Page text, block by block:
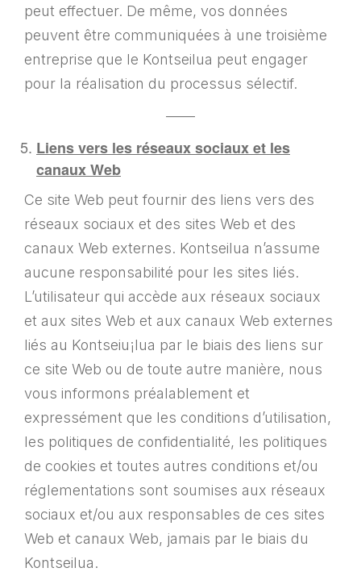
peut effectuer. De même, vos données
peuvent être communiquées à une troisième
entreprise que le Kontseilua peut engager
pour la réalisation du processus sélectif.
——
Liens vers les réseaux sociaux et les
canaux Web
Ce site Web peut fournir des liens vers des
réseaux sociaux et des sites Web et des
canaux Web externes. Kontseilua n’assume
aucune responsabilité pour les sites liés.
L’utilisateur qui accède aux réseaux sociaux
et aux sites Web et aux canaux Web externes
liés au Kontseiu¡lua par le biais des liens sur
ce site Web ou de toute autre manière, nous
vous informons préalablement et
expressément que les conditions d’utilisation,
les politiques de confidentialité, les politiques
de cookies et toutes autres conditions et/ou
réglementations sont soumises aux réseaux
sociaux et/ou aux responsables de ces sites
Web et canaux Web, jamais par le biais du
Kontseilua.